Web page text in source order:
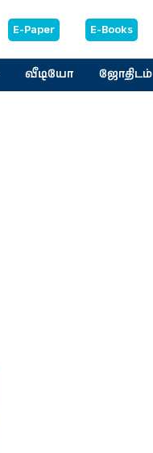
E-Paper E-Books
வீடியோ ஜோதிடம்